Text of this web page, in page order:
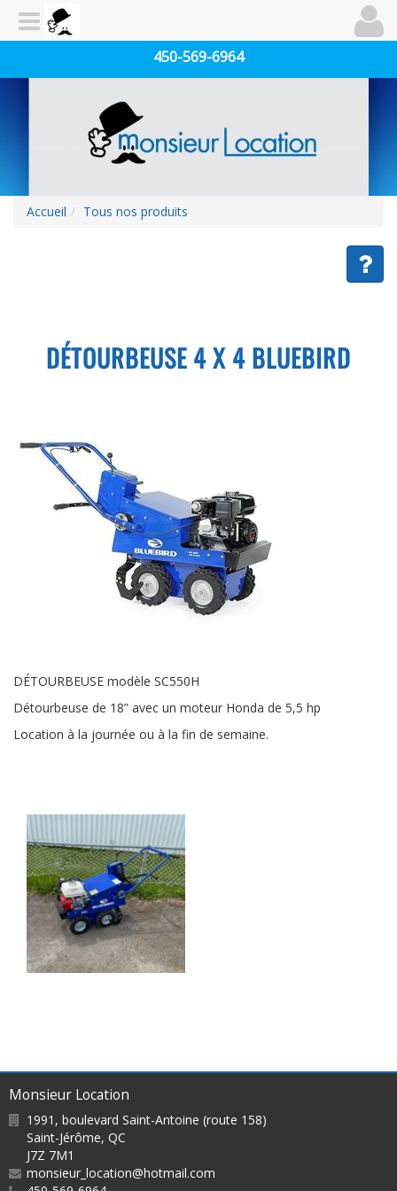
450-569-6964
Accueil Tous nos produits
DÉTOURBEUSE 4 X 4 BLUEBIRD
DÉTOURBEUSE modèle SC550H
Détourbeuse de 18” avec un moteur Honda de 5,5 hp
Location à la journée ou à la fin de semaine.
Monsieur Location
1991, boulevard Saint-Antoine (route 158)
Saint-Jérôme, QC
J7Z 7M1
monsieur_location@hotmail.com